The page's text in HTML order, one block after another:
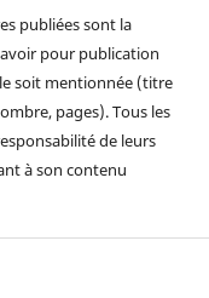
publiées sont la
pour publication
soit mentionnée (titre
pages). Tous les
de leurs
à son contenu